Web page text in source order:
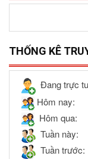
THỐNG KÊ
Đang trực
Hôm nay:
Hôm qua:
Tuần này:
Tuần trước: